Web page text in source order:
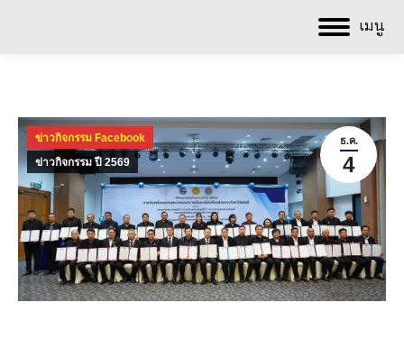
เมนู
ธ.ค.
4
ข่าวกิจกรรม Facebook
ข่าวกิจกรรม ปี 2569